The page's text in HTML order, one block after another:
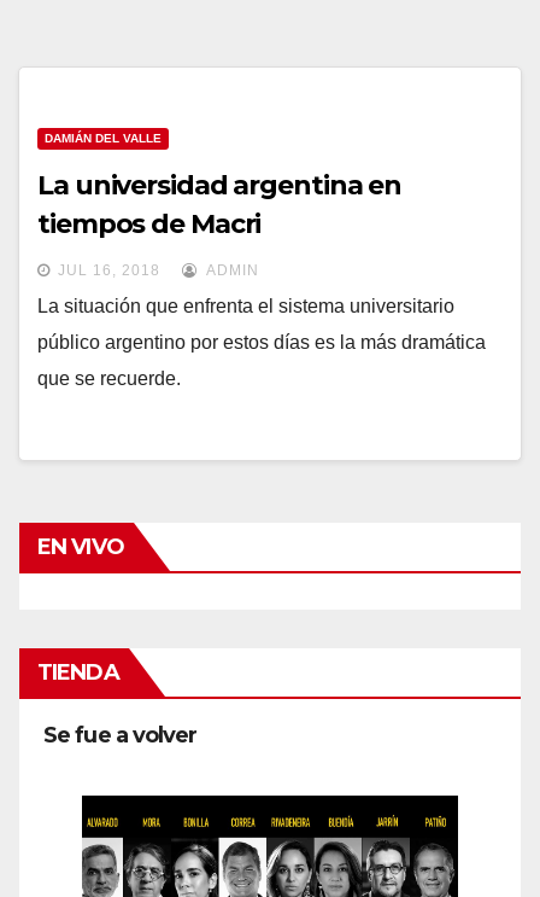
DAMIÁN DEL VALLE
La universidad argentina en
tiempos de Macri
JUL 16, 2018 ADMIN
La situación que enfrenta el sistema universitario
público argentino por estos días es la más dramática
que se recuerde.
EN VIVO
TIENDA
Se fue a volver